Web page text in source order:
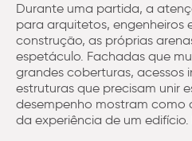
Durante uma partida, a
para arquitetos, engenheiros
construção, as próprias
espetáculo. Fachadas que
grandes coberturas, acessos
estruturas que precisam unir
desempenho mostram como
da experiência de um